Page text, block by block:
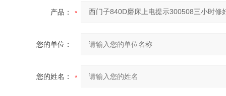
产品：
您的单位：
您的姓名：